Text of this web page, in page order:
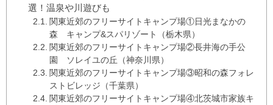
選！温泉や川遊びも
関東近郊のフリーサイトキャンプ場①日光まなかの
森 キャンプ&スパリゾート（栃木県）
関東近郊のフリーサイトキャンプ場②長井海の手公
園 ソレイユの丘（神奈川県）
関東近郊のフリーサイトキャンプ場③昭和の森フォレ
ストビレッジ（千葉県）
関東近郊のフリーサイトキャンプ場④北茨城市家族キ